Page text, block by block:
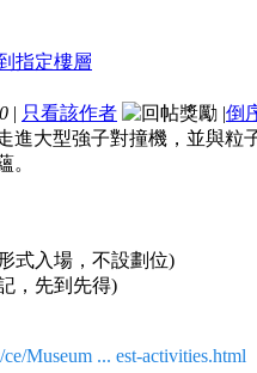
| 只看該作者 |倒
進大型強子對撞機，並與
。
式入場，不設劃位)
，先到先得)
Museum ... est-activities.html